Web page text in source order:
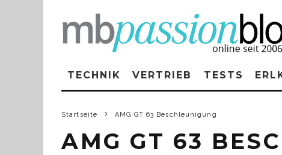
TECHNIK VERTRIEB TESTS
Startseite AMG GT 63 Beschleunigung
AMG GT 63